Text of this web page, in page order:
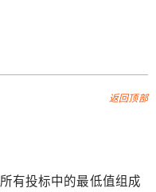
返回顶部
有投标中的最低值组成